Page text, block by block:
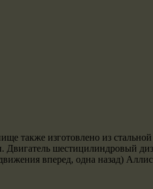
также изготовлено из
шестицилиндровый
вперед, одна назад)